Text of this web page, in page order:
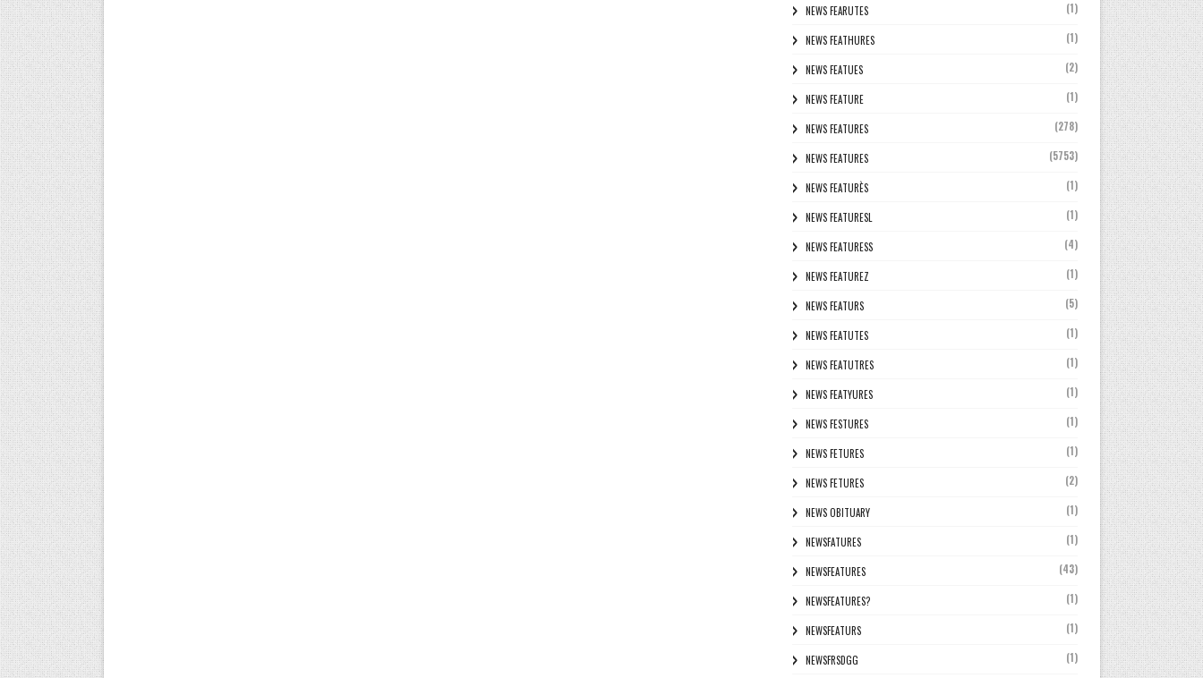
NEWS FEARUTES (1)
NEWS FEATHURES (1)
NEWS FEATUES (2)
NEWS FEATURE (1)
NEWS FEATURES (278)
NEWS FEATURES (5753)
NEWS FEATURÈS (1)
NEWS FEATURESL (1)
NEWS FEATURESS (4)
NEWS FEATUREZ (1)
NEWS FEATURS (5)
NEWS FEATUTES (1)
NEWS FEATUTRES (1)
NEWS FEATYURES (1)
NEWS FESTURES (1)
NEWS FETURES (1)
NEWS FETURES (2)
NEWS OBITUARY (1)
NEWSFATURES (1)
NEWSFEATURES (43)
NEWSFEATURES? (1)
NEWSFEATURS (1)
NEWSFRSDGG (1)